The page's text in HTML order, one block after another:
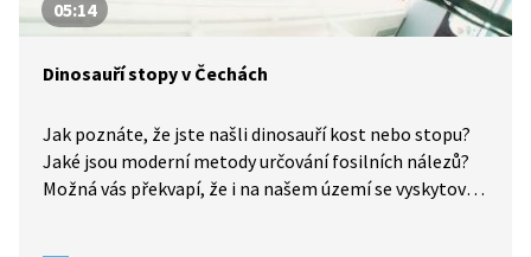
05:14
Dinosauří stopy v Čechách
Jak poznáte, že jste našli dinosauří kost nebo stopu?
Jaké jsou moderní metody určování fosilních nálezů?
Možná vás překvapí, že i na našem území se vyskytovali